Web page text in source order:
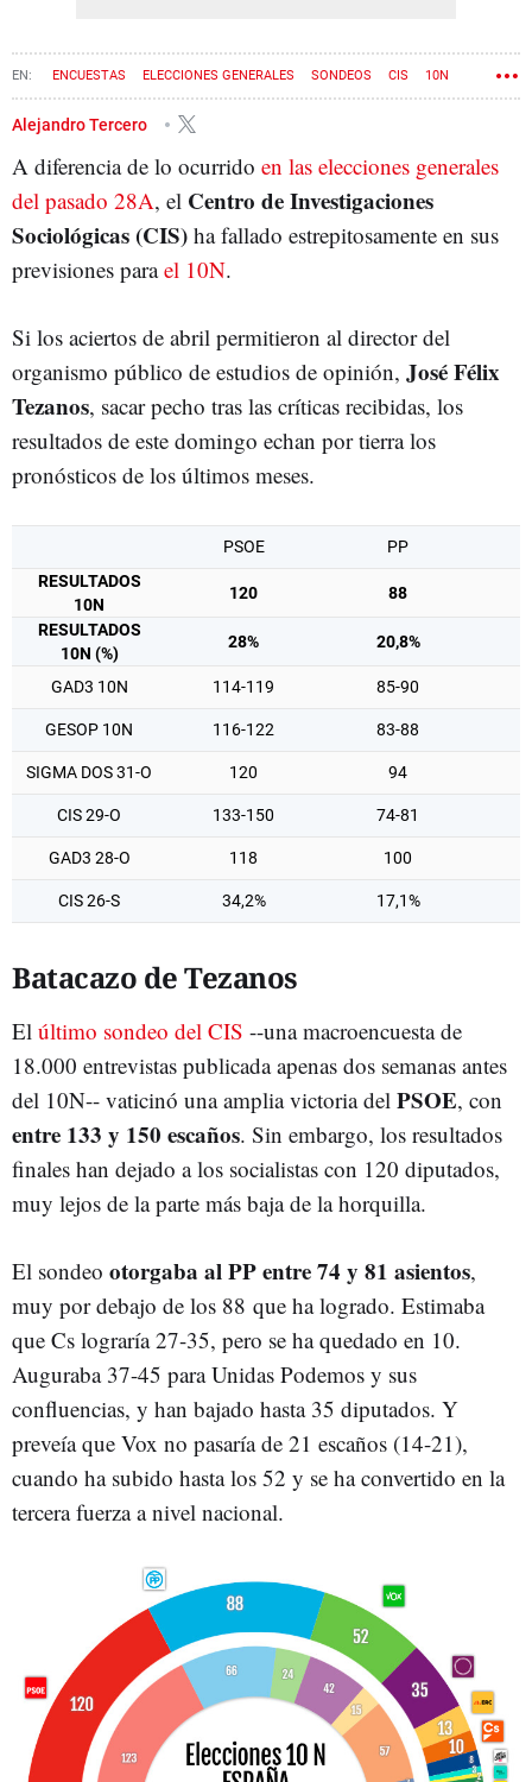
ENCUESTAS ELECCIONES GENERALES SONDEOS CIS 10N
Alejandro Tercero
A diferencia de lo ocurrido en las elecciones generales
del pasado 28A, el Centro de Investigaciones
Sociológicas (CIS) ha fallado estrepitosamente en sus
previsiones parael 10N.
Si los aciertos de abril permitieron al director del
organismo público de estudios de opinión, José Félix
Tezanos, sacar pecho tras las críticas recibidas, los
resultados de este domingo echan por tierra los
pronósticos de los últimos meses.
PSOE
PP
RESULTADOS
10N
120
88
RESULTADOS
10N (%)
28% 20,8%
GAD3 10N 114-119 85-90
GESOP 10N 116-122 83-88
SIGMA DOS 31-O 120 94
CIS 29-O 133-150 74-81
GAD3 28-O 118 100
CIS 26-S 34,2% 17,1%
Batacazo de Tezanos
El último sondeo del CIS --una macroencuesta de
18.000 entrevistas publicada apenas dos semanas antes
del 10N-- vaticinó una amplia victoria del PSOE, con
entre 133 y 150 escaños. Sin embargo, los resultados
finales han dejado a los socialistas con 120 diputados,
muy lejos de la parte más baja de la horquilla.
El sondeo otorgaba al PP entre 74 y 81 asientos,
muy por debajo de los 88 que ha logrado. Estimaba
que Cs lograría 27-35, pero se ha quedado en 10.
Auguraba 37-45 para Unidas Podemos y sus
confluencias, y han bajado hasta 35 diputados. Y
preveía que Vox no pasaría de 21 escaños (14-21),
cuando ha subido hasta los 52 y se ha convertido en la
tercera fuerza a nivel nacional.